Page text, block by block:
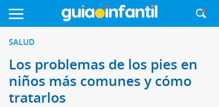
SALUD
Los problemas de los pies en
niños más comunes y cómo
tratarlos